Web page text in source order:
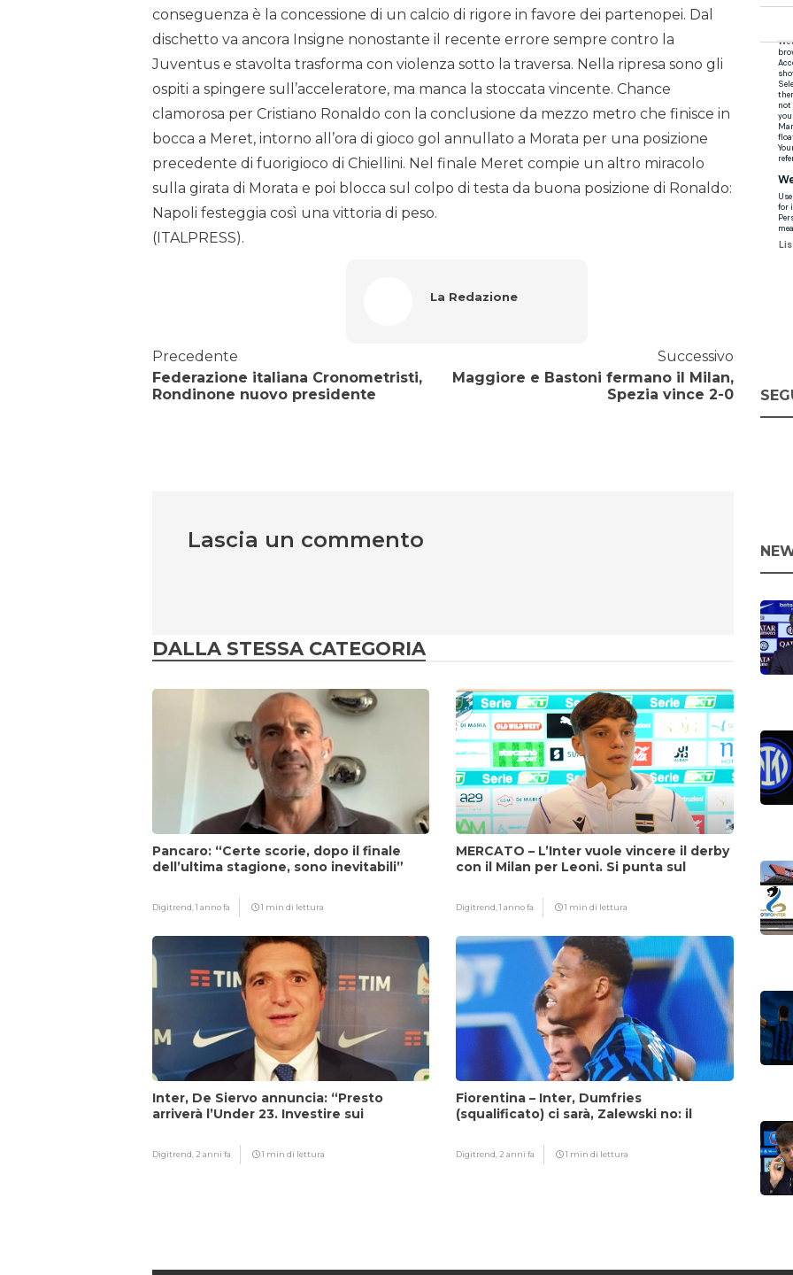
conseguenza è la concessione di un calcio di rigore in favore dei partenopei. Dal
dischetto va ancora Insigne nonostante il recente errore sempre contro la
Juventus e stavolta trasforma con violenza sotto la traversa. Nella ripresa sono gli
ospiti a spingere sull’acceleratore, ma manca la stoccata vincente. Chance
clamorosa per Cristiano Ronaldo con la conclusione da mezzo metro che finisce in
bocca a Meret, intorno all’ora di gioco gol annullato a Morata per una posizione
precedente di fuorigioco di Chiellini. Nel finale Meret compie un altro miracolo
sulla girata di Morata e poi blocca sul colpo di testa da buona posizione di Ronaldo:
Napoli festeggia così una vittoria di peso.
(ITALPRESS).
La Redazione
Precedente
Federazione italiana Cronometristi,
Rondinone nuovo presidente
Successivo
Maggiore e Bastoni fermano il Milan,
Spezia vince 2-0
Lascia un commento
DALLA STESSA CATEGORIA
Pancaro: “Certe scorie, dopo il finale
dell’ultima stagione, sono inevitabili”
Digitrend,1 anno fa 1 min di lettura
MERCATO – L’Inter vuole vincere il derby
con il Milan per Leoni. Si punta sul
Digitrend,1 anno fa 1 min di lettura
Inter, De Siervo annuncia: “Presto
arriverà l’Under 23. Investire sui
Digitrend,2 anni fa 1 min di lettura
Fiorentina – Inter, Dumfries
(squalificato) ci sarà, Zalewski no: il
Digitrend,2 anni fa 1 min di lettura